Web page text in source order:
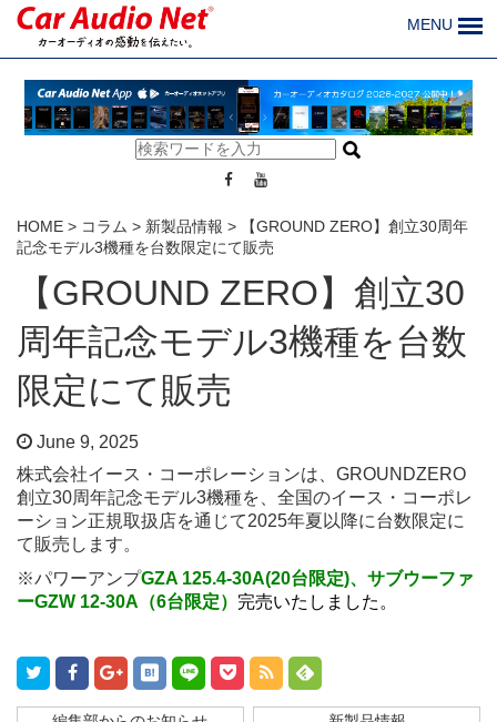
MENU
HOME > コラム > 新製品情報 >
【GROUND ZERO】創立30周年
記念モデル3機種を台数限定にて販売
【GROUND ZERO】創立30
周年記念モデル3機種を台数
限定にて販売
June 9, 2025
株式会社イース・コーポレーションは、GROUNDZERO
創立30周年記念モデル3機種を、全国のイース・コーポレ
ーション正規取扱店を通じて2025年夏以降に台数限定に
て販売します。
※パワーアンプGZA 125.4-30A(20台限定)、サブウーファ
ーGZW 12-30A（6台限定） 完売いたしました。